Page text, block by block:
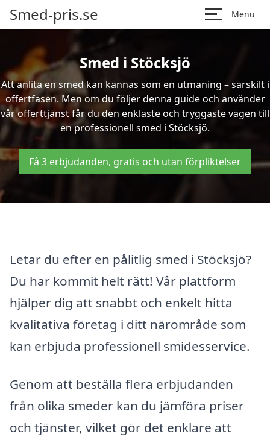
Smed-pris.se Menu
Smed i Stöcksjö
Att anlita en smed kan kännas som en utmaning – särskilt i
offertfasen. Men om du följer denna guide och använder
vår offerttjänst får du den enklaste och tryggaste vägen till
en professionell smed i Stöcksjö.
Få 3 erbjudanden, gratis och utan förpliktelser
Letar du efter en pålitlig smed i Stöcksjö?
Du har kommit helt rätt! Vår plattform
hjälper dig att snabbt och enkelt hitta
kvalitativa företag i ditt närområde som
kan erbjuda professionell smidesservice.
Genom att beställa flera erbjudanden
från olika smeder kan du jämföra priser
och tjänster, vilket gör det enklare att